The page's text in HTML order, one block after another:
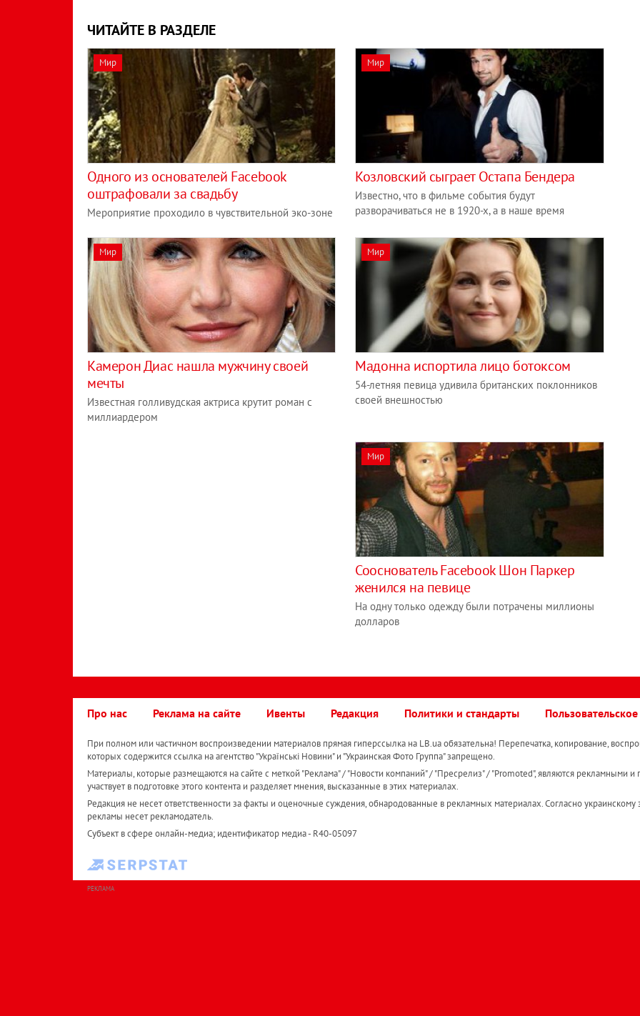
ЧИТАЙТЕ В РАЗДЕЛЕ
Мир
Одного из основателей Facebook
оштрафовали за свадьбу
Мероприятие проходило в чувствительной эко-зоне
Мир
Козловский сыграет Остапа Бендера
Известно, что в фильме события будут
разворачиваться не в 1920-х, а в наше время
Мир
Камерон Диас нашла мужчину своей
мечты
Известная голливудская актриса крутит роман с
миллиардером
Мир
Мадонна испортила лицо ботоксом
54-летняя певица удивила британских поклонников
своей внешностью
Мир
Сооснователь Facebook Шон Паркер
женился на певице
На одну только одежду были потрачены миллионы
долларов
Про нас Реклама на сайте Ивенты Редакция Политики и стандарты
При полном или частичном воспроизведении материалов прямая гиперссылка на LB.ua обязательна! Перепечатка, копирование,
которых содержится ссылка на агентство "Українськi Новини" и "Украинская Фото Группа" запрещено.
Материалы, которые размещаются на сайте с меткой "Реклама" / "Новости компаний" / "Пресрелиз" / "Promoted", являются рекламными и
участвует в подготовке этого контента и разделяет мнения, высказанные в этих материалах.
Редакция не несет ответственности за факты и оценочные суждения, обнародованные в рекламных материалах. Согласно украинскому
рекламы несет рекламодатель.
Субъект в сфере онлайн-медиа; идентификатор медиа - R40-05097
РЕКЛАМА